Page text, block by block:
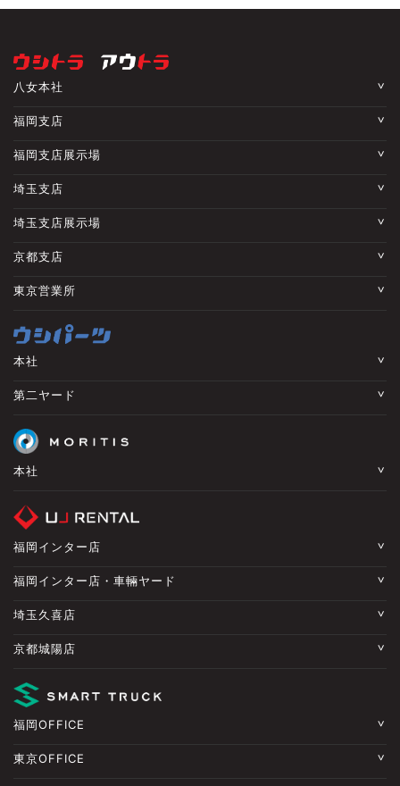
八女本社
福岡支店
福岡支店展示場
埼玉支店
埼玉支店展示場
京都支店
東京営業所
本社
第二ヤード
本社
福岡インター店
福岡インター店・車輛ヤード
埼玉久喜店
京都城陽店
福岡OFFICE
東京OFFICE